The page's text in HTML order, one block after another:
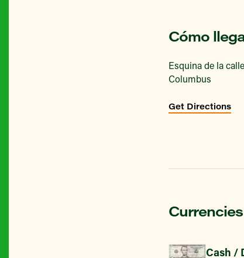
Cómo
Esquina de la
Columbus
Get Directions
Cash /